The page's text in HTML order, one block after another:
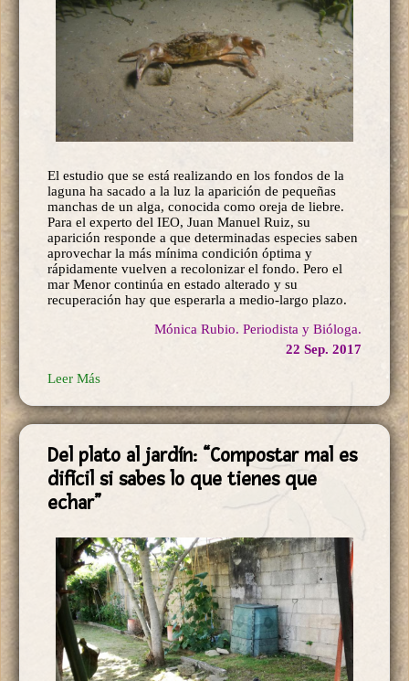
El estudio que se está realizando en los fondos de la
laguna ha sacado a la luz la aparición de pequeñas
manchas de un alga, conocida como oreja de liebre.
Para el experto del IEO, Juan Manuel Ruiz, su
aparición responde a que determinadas especies saben
aprovechar la más mínima condición óptima y
rápidamente vuelven a recolonizar el fondo. Pero el
mar Menor continúa en estado alterado y su
recuperación hay que esperarla a medio-largo plazo.
Mónica Rubio. Periodista y Bióloga.
22 Sep. 2017
Leer Más
Del plato al jardín: “Compostar mal es
difícil si sabes lo que tienes que
echar”